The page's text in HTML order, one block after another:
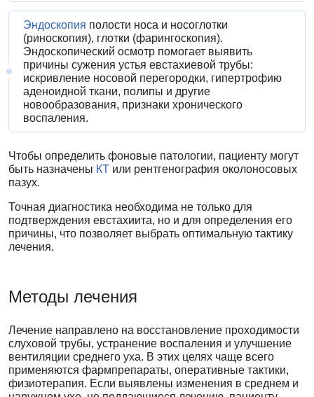
Эндоскопия полости носа и носоглотки
(риноскопия), глотки (фарингоскопия).
Эндоскопический осмотр помогает выявить
причины сужения устья евстахиевой трубы:
искривление носовой перегородки, гипертрофию
аденоидной ткани, полипы и другие
новообразования, признаки хронического
воспаления.
Чтобы определить фоновые патологии, пациенту могут
быть назначены КТ или рентгенография околоносовых
пазух.
Точная диагностика необходима не только для
подтверждения евстахиита, но и для определения его
причины, что позволяет выбрать оптимальную тактику
лечения.
Методы лечения
Лечение направлено на восстановление проходимости
слуховой трубы, устранение воспаления и улучшение
вентиляции среднего уха. В этих целях чаще всего
применяются фармпрепараты, оперативные тактики,
физиотерапия. Если выявлены изменения в среднем и